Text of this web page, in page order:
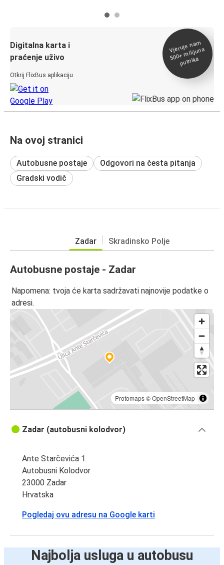
Digitalna karta i
praćenje uživo
Otkrij FlixBus aplikaciju
Vjeruje na
m
500+
milijuna
putnika
Na ovoj stranici
Autobusne postaje
Odgovori na česta pitanja
Gradski vodič
Zadar Skradinsko Polje
Autobusne postaje - Zadar
Napomena: tvoja će karta sadržavati najnovije podatke o
adresi.
Protomaps©OpenStreetMap
Zadar (autobusni kolodvor)
Ante Starčevića 1
Autobusni Kolodvor
23000 Zadar
Hrvatska
Pogledaj ovu adresu na Google karti
Najbolja usluga u autobusu